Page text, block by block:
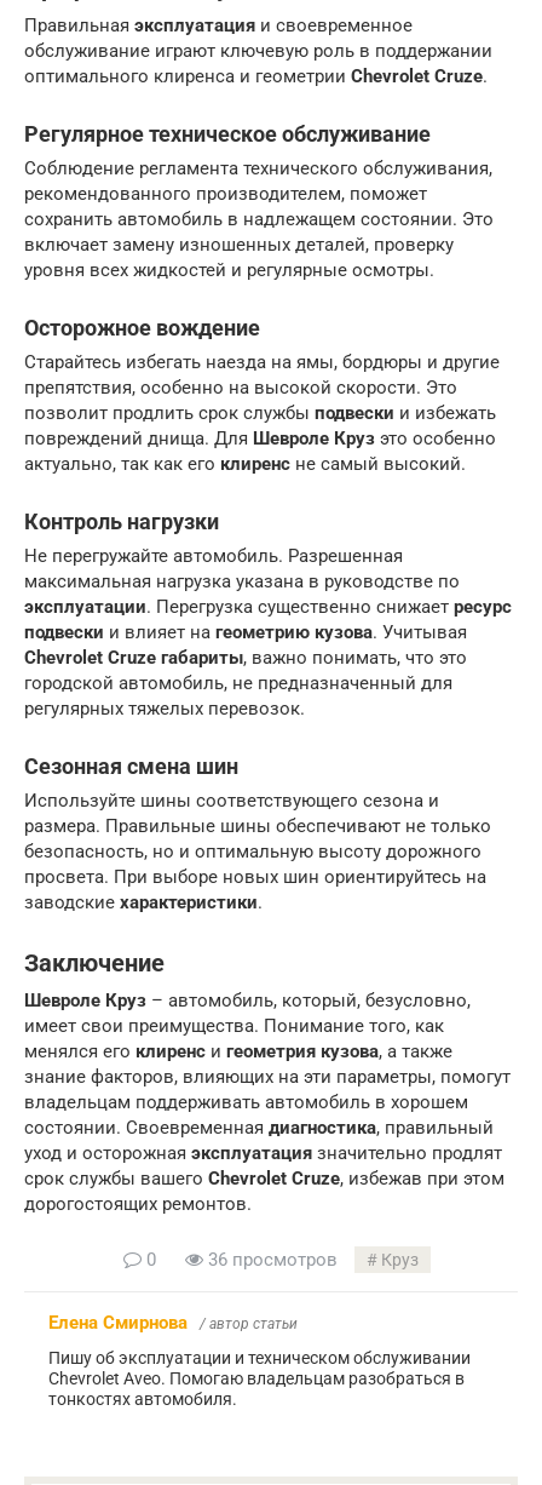
Правильная эксплуатация и своевременное
обслуживание играют ключевую роль в поддержании
оптимального клиренса и геометрии Chevrolet Cruze.
Регулярное техническое обслуживание
Соблюдение регламента технического обслуживания,
рекомендованного производителем, поможет
сохранить автомобиль в надлежащем состоянии. Это
включает замену изношенных деталей, проверку
уровня всех жидкостей и регулярные осмотры.
Осторожное вождение
Старайтесь избегать наезда на ямы, бордюры и другие
препятствия, особенно на высокой скорости. Это
позволит продлить срок службы подвески и избежать
повреждений днища. Для Шевроле Круз это особенно
актуально, так как его клиренс не самый высокий.
Контроль нагрузки
Не перегружайте автомобиль. Разрешенная
максимальная нагрузка указана в руководстве по
эксплуатации. Перегрузка существенно снижает ресурс
подвески и влияет на геометрию кузова. Учитывая
Chevrolet Cruze габариты, важно понимать, что это
городской автомобиль, не предназначенный для
регулярных тяжелых перевозок.
Сезонная смена шин
Используйте шины соответствующего сезона и
размера. Правильные шины обеспечивают не только
безопасность, но и оптимальную высоту дорожного
просвета. При выборе новых шин ориентируйтесь на
заводские характеристики.
Заключение
Шевроле Круз – автомобиль, который, безусловно,
имеет свои преимущества. Понимание того, как
менялся его клиренс и геометрия кузова, а также
знание факторов, влияющих на эти параметры, помогут
владельцам поддерживать автомобиль в хорошем
состоянии. Своевременная диагностика, правильный
уход и осторожная эксплуатация значительно продлят
срок службы вашего Chevrolet Cruze, избежав при этом
дорогостоящих ремонтов.
0 36 просмотров Круз
Елена Смирнова / автор статьи
Пишу об эксплуатации и техническом обслуживании
Chevrolet Aveo. Помогаю владельцам разобраться в
тонкостях автомобиля.